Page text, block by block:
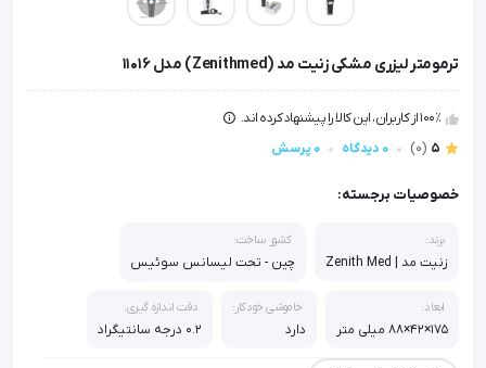
ترمومتر لیزری مشکی زنیت مد (Zenithmed) مدل 11016
100٪ از کاربران، این کالا را پیشنهاد کرده اند.
5
(0) 0 دیدگاه 0 پرسش
خصوصیات برجسته:
برند:
زنیت مد | Zenith Med
کشور ساخت:
چین - تحت لیسانس سوئیس
ابعاد:
175×42×88 میلی متر
خاموشی خودکار:
دارد
دقت اندازه گیری:
0.2 درجه سانتیگراد